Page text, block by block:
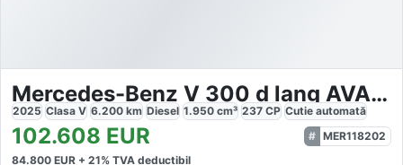
Mercedes-Benz V 300 d lang AVANTGARDE
2025 Clasa V 6.200 km Diesel 1.950 cm³ 237 CP Cutie automată
102.608 EUR
MER118202
84.800 EUR + 21% TVA deductibil